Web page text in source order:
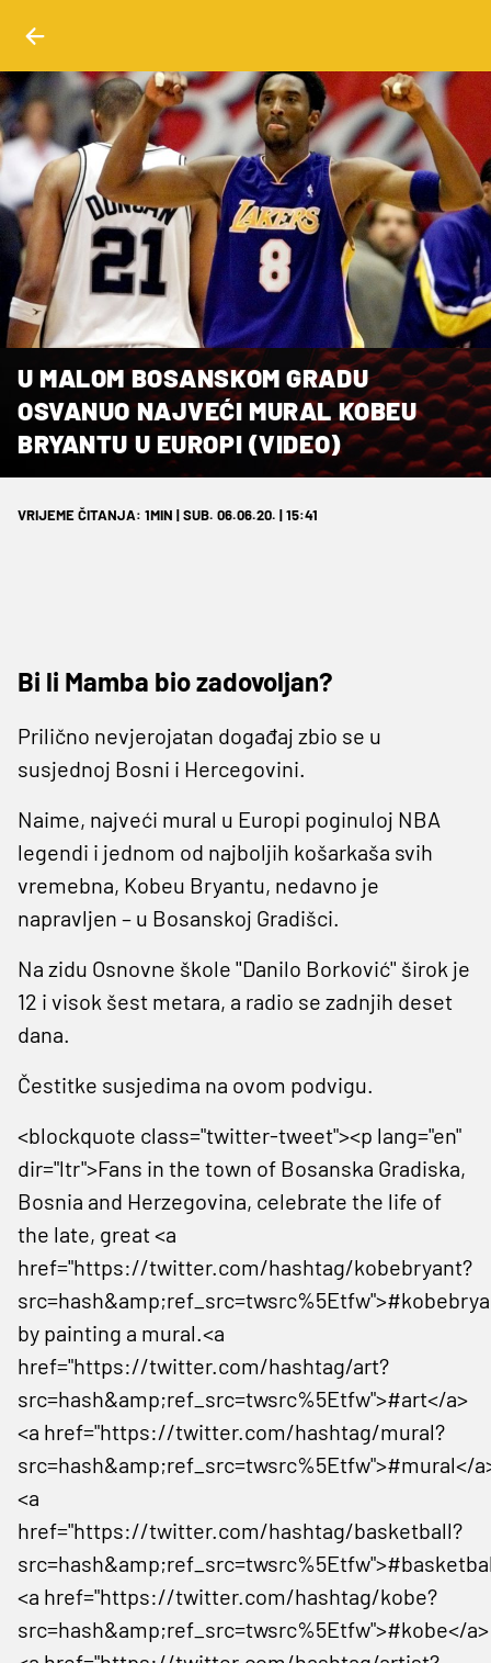
U MALOM BOSANSKOM GRADU
OSVANUO NAJVEĆI MURAL KOBEU
BRYANTU U EUROPI (VIDEO)
VRIJEME ČITANJA: 1MIN | SUB. 06.06.20. | 15:41
Bi li Mamba bio zadovoljan?
Prilično nevjerojatan događaj zbio se u
susjednoj Bosni i Hercegovini.
Naime, najveći mural u Europi poginuloj NBA
legendi i jednom od najboljih košarkaša svih
vremebna, Kobeu Bryantu, nedavno je
napravljen – u Bosanskoj Gradišci.
Na zidu Osnovne škole ''Danilo Borković'' širok je
12 i visok šest metara, a radio se zadnjih deset
dana.
Čestitke susjedima na ovom podvigu.
<blockquote class="twitter-tweet"><p lang="en"
dir="ltr">Fans in the town of Bosanska Gradiska,
Bosnia and Herzegovina, celebrate the life of
the late, great <a
href="https://twitter.com/hashtag/kobebryant?
by painting a mural.<a
href="https://twitter.com/hashtag/art?
src=hash&amp;ref_src=twsrc%5Etfw">#art</a>
<a href="https://twitter.com/hashtag/mural?
src=hash&amp;ref_src=twsrc%5Etfw">#mural</
<a
href="https://twitter.com/hashtag/basketball?
<a href="https://twitter.com/hashtag/kobe?
src=hash&amp;ref_src=twsrc%5Etfw">#kobe</a>